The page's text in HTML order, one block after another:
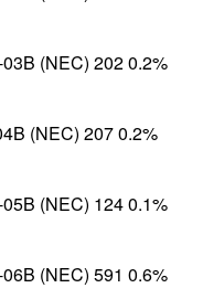
(NEC) 202 0.2%
(NEC) 207 0.2%
(NEC) 124 0.1%
(NEC) 591 0.6%